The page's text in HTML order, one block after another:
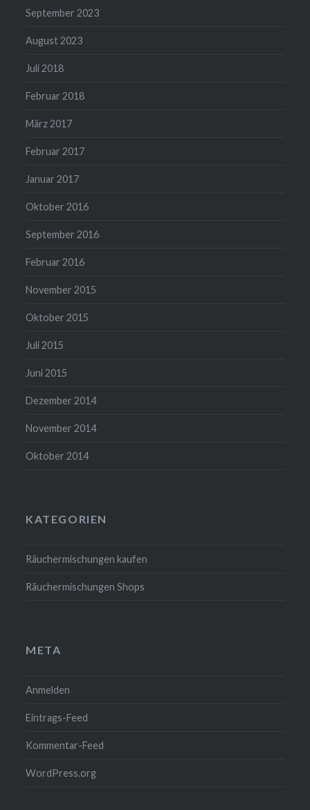
September 2023
August 2023
Juli 2018
Februar 2018
März 2017
Februar 2017
Januar 2017
Oktober 2016
September 2016
Februar 2016
November 2015
Oktober 2015
Juli 2015
Juni 2015
Dezember 2014
November 2014
Oktober 2014
KATEGORIEN
Räuchermischungen kaufen
Räuchermischungen Shops
META
Anmelden
Eintrags-Feed
Kommentar-Feed
WordPress.org